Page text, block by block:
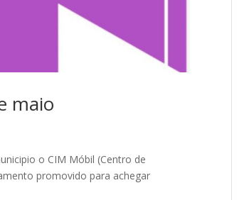
maio
o CIM Móbil (Centro de
promovido para achegar